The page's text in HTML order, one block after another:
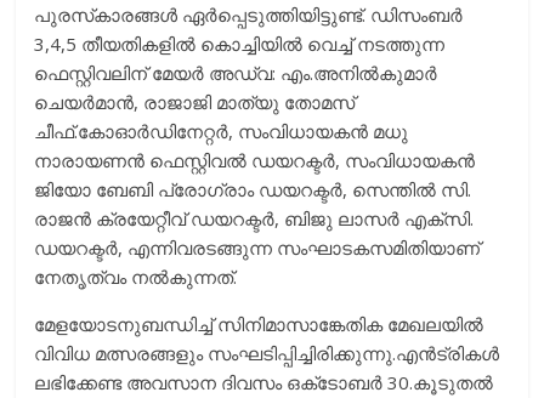
പുരസ്‌കാരങ്ങള്‍ ഏര്‍പ്പെടുത്തിയിട്ടുണ്ട്. ഡിസംബര്‍
3,4,5 തീയതികളില്‍ കൊച്ചിയില്‍ വെച്ച് നടത്തുന്ന
ഫെസ്റ്റിവലിന് മേയര്‍ അഡ്വ: എം.അനില്‍കുമാര്‍
ചെയര്‍മാന്‍, രാജാജി മാത്യു തോമസ്
ചീഫ്.കോഓര്‍ഡിനേറ്റര്‍, സംവിധായകന്‍ മധു
നാരായണന്‍ ഫെസ്റ്റിവല്‍ ഡയറക്ടര്‍, സംവിധായകന്‍
ജിയോ ബേബി പ്രോഗ്രാം ഡയറക്ടര്‍, സെന്തില്‍ സി.
രാജന്‍ ക്രയേറ്റീവ് ഡയറക്ടര്‍, ബിജു ലാസര്‍ എക്‌സി.
ഡയറക്ടര്‍, എന്നിവരടങ്ങുന്ന സംഘാടകസമിതിയാണ്
നേതൃത്വം നല്‍കുന്നത്.
മേളയോടനുബന്ധിച്ച് സിനിമാസാങ്കേതിക മേഖലയില്‍
വിവിധ മത്സരങ്ങളും സംഘടിപ്പിച്ചിരിക്കുന്നു.എന്‍ട്രികള്‍
ലഭിക്കേണ്ട അവസാന ദിവസം ഒക്‌ടോബര്‍ 30.കൂടുതല്‍